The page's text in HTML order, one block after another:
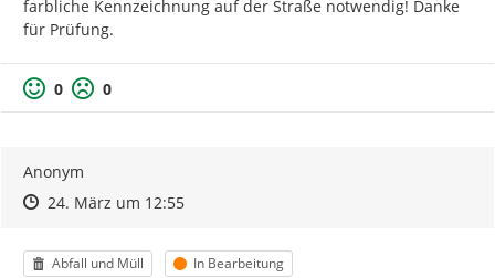
farbliche Kennzeichnung auf der Straße notwendig! Danke
für Prüfung.
0 0
Anonym
Zeitpunkt des Erstellens
Zeitpunkt des Erstellens
24. März um 12:55Zur Äußerung
Kategorie
Abfall und Müll Status
In Bearbeitung